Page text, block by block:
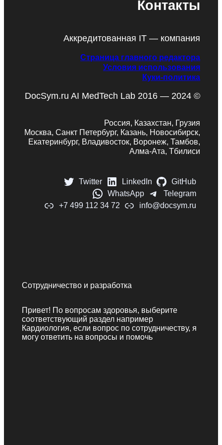
Контакты
Аккредитованная IT — компания
Страница главного редактора
Условия использования
Куки-политика
DocSym.ru AI MedTech Lab 2016 — 2024 ©
Россия, Казахстан, Грузия
Москва, Санкт Петербург, Казань, Новосибирск,
Екатеринбург, Владивосток, Воронеж, Тамбов,
Алма-Ата, Тбилиси
Twitter LinkedIn
GitHub
WhatsApp
Telegram
+7 499 112 34 72
info@docsym.ru
Сотрудничество и разработка
Привет! По вопросам здоровья, выберите
соответствующий раздел например
Кардиология, если вопрос по сотрудничеству, я
могу ответить на вопросы и помочь